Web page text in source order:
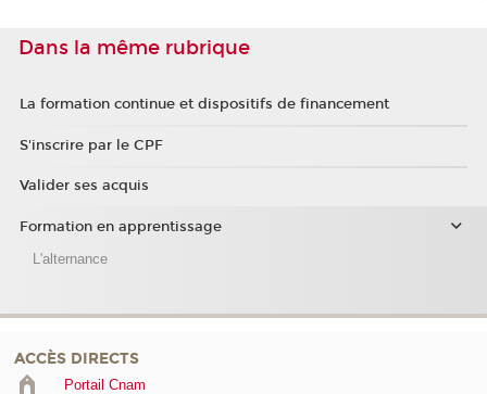
Dans la même rubrique
La formation continue et dispositifs de financement
S'inscrire par le CPF
Valider ses acquis
Formation en apprentissage
L'alternance
ACCÈS DIRECTS
Portail Cnam